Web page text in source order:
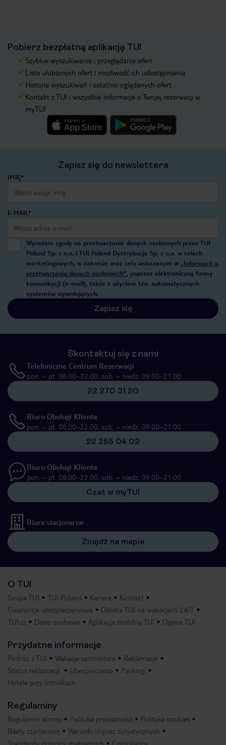
Pobierz bezpłatną aplikację TUI
Szybkie wyszukiwanie i przeglądanie ofert
Lista ulubionych ofert i możliwość ich udostępniania
Historia wyszukiwań i ostatnio oglądanych ofert
Kontakt z TUI i wszystkie informacje o Twojej rezerwacji w
myTUI
Zapisz się do newslettera
IMIĘ*
E-MAIL*
Wyrażam zgodę na przetwarzanie danych osobowych przez TUI
Poland Sp. z o.o. i TUI Poland Dystrybucja Sp. z o.o. w celach
marketingowych, w zakresie oraz celu wskazanym w „Informacji o
przetwarzaniu danych osobowych”, poprzez elektroniczną formę
komunikacji (e-mail), także z użyciem tzw. automatycznych
systemów wywołujących.
Zapisz się
Skontaktuj się z nami
Telefoniczne Centrum Rezerwacji
pon. – pt. 08:00–22:00, sob. – niedz. 09:00–21:00
22 270 31 20
Biuro Obsługi Klienta
pon. – pt. 08:00–22:00, sob. – niedz. 09:00–21:00
22 255 04 02
Biuro Obsługi Klienta
pon. – pt. 08:00–22:00, sob. – niedz. 09:00–21:00
Czat w myTUI
Biura stacjonarne
Znajdź na mapie
O TUI
Grupa TUI TUI Poland Kariera
Kontakt
Gwarancja ubezpieczeniowa
Opieka TUI na wakacjach 24/7
TUI.cz
Dane osobowe Aplikacja mobilna TUI Opinie TUI
Przydatne informacje
Podróż z TUI Wakacje samolotem
Reklamacje
Status reklamacji
Ubezpieczenia
Parkingi
Hotele przy lotniskach
Regulaminy
Regulamin strony Polityka prywatności
Polityka cookies
Bilety czarterowe
Warunki imprez turystycznych
Standardy ochrony małoletnich
Compliance